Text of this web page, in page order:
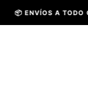
📦 ENVÍOS A TODO